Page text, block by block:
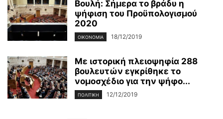
Βουλή: Σήμερα το βράδυ η
ψήφιση του Προϋπολογισμού
2020
ΟΙΚΟΝΟΜΊΑ 18/12/2019
Με ιστορική πλειοψηφία 288
βουλευτών εγκρίθηκε το
νομοσχέδιο για την ψήφο...
ΠΟΛΙΤΙΚΉ 12/12/2019